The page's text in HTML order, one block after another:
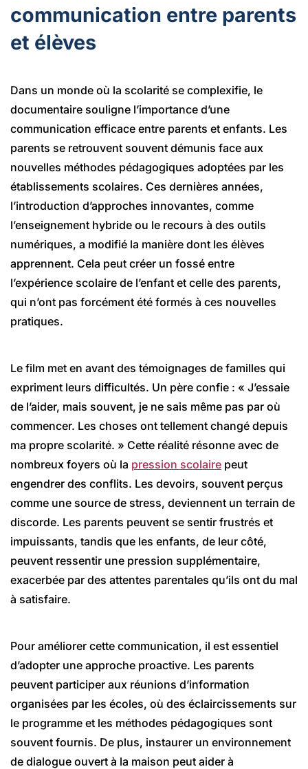
communication entre parents
et élèves
Dans un monde où la scolarité se complexifie, le
documentaire souligne l’importance d’une
communication efficace entre parents et enfants. Les
parents se retrouvent souvent démunis face aux
nouvelles méthodes pédagogiques adoptées par les
établissements scolaires. Ces dernières années,
l’introduction d’approches innovantes, comme
l’enseignement hybride ou le recours à des outils
numériques, a modifié la manière dont les élèves
apprennent. Cela peut créer un fossé entre
l’expérience scolaire de l’enfant et celle des parents,
qui n’ont pas forcément été formés à ces nouvelles
pratiques.
Le film met en avant des témoignages de familles qui
expriment leurs difficultés. Un père confie : « J’essaie
de l’aider, mais souvent, je ne sais même pas par où
commencer. Les choses ont tellement changé depuis
ma propre scolarité. » Cette réalité résonne avec de
nombreux foyers où la pression scolaire peut
engendrer des conflits. Les devoirs, souvent perçus
comme une source de stress, deviennent un terrain de
discorde. Les parents peuvent se sentir frustrés et
impuissants, tandis que les enfants, de leur côté,
peuvent ressentir une pression supplémentaire,
exacerbée par des attentes parentales qu’ils ont du mal
à satisfaire.
Pour améliorer cette communication, il est essentiel
d’adopter une approche proactive. Les parents
peuvent participer aux réunions d’information
organisées par les écoles, où des éclaircissements sur
le programme et les méthodes pédagogiques sont
souvent fournis. De plus, instaurer un environnement
de dialogue ouvert à la maison peut aider à